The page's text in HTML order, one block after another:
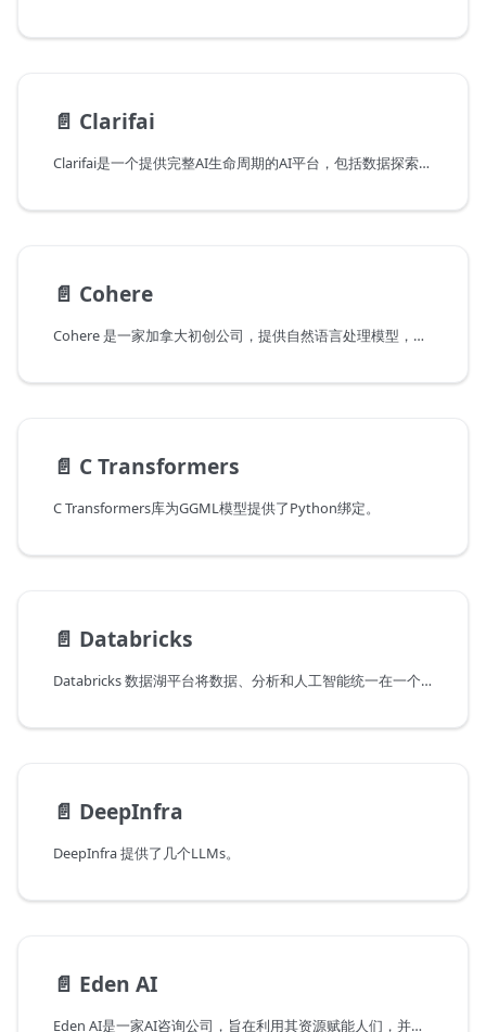
📄️ Clarifai
Clarifai是一个提供完整AI生命周期的AI平台，包括数据探索、数据标注、模型训练、评估和推理。
📄️ Cohere
Cohere 是一家加拿大初创公司，提供自然语言处理模型，帮助企业改善人机交互。
📄️ C Transformers
C Transformers库为GGML模型提供了Python绑定。
📄️ Databricks
Databricks 数据湖平台将数据、分析和人工智能统一在一个平台上。
📄️ DeepInfra
DeepInfra 提供了几个LLMs。
📄️ Eden AI
Eden AI是一家AI咨询公司，旨在利用其资源赋能人们，并创建使用AI改善个人、企业和整个社会生活质量的有影响力的产品。